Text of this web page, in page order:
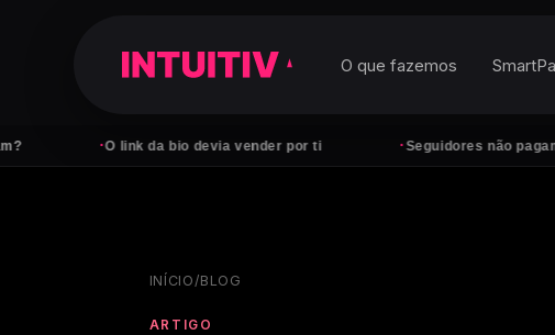
O link da bio devia vender por ti Seguidores não pagam contas
O que fazemos
INÍCIO/BLOG
ARTIGO